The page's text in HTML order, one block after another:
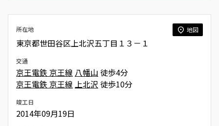
所在地 地図
東京都世田谷区上北沢五丁目１３－１
交通
京王電鉄 京王線 八幡山 徒歩4分
京王電鉄 京王線 上北沢 徒歩10分
竣工日
2014年09月19日